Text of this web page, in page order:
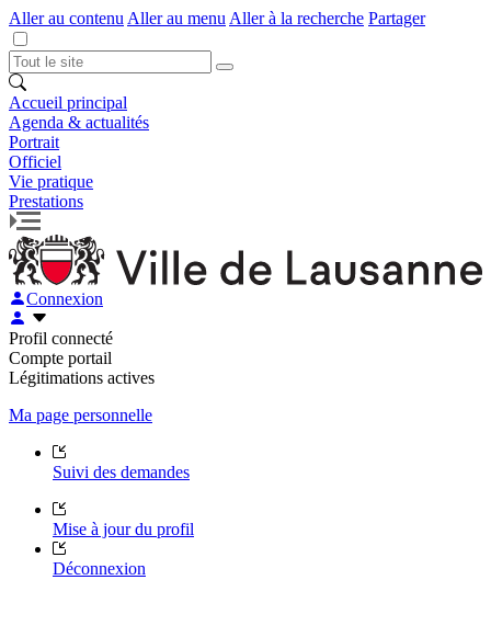
Aller au contenu Aller au menu Aller à la recherche Partager
Accueil principal
Agenda & actualités
Portrait
Officiel
Vie pratique
Prestations
Connexion
Profil connecté
Compte portail
Légitimations actives
Ma page personnelle
Suivi des demandes
Mise à jour du profil
Déconnexion